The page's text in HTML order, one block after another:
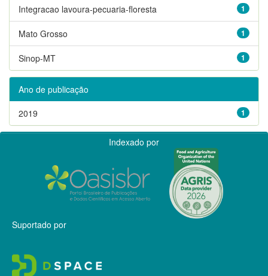
1
Integracao lavoura-pecuaria-floresta
1
Mato Grosso
1
Sinop-MT
Ano de publicação
1
2019
Indexado por
Suportado por